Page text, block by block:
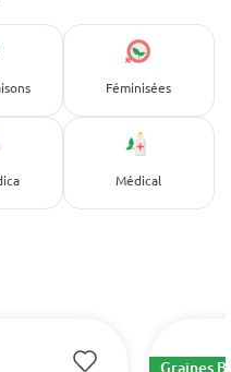
Féminisées
Médical
Graines